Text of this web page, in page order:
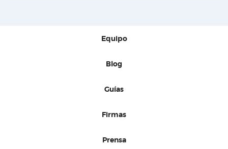
Equipo
Blog
Guías
Firmas
Prensa